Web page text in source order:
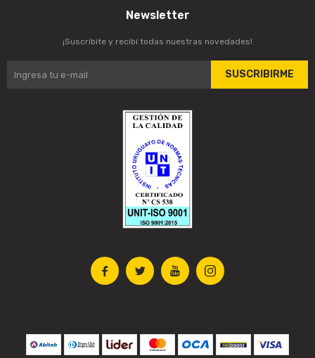
   
Newsletter
¡Suscribite y recibí todas nuestras novedades!
SUSCRIBIRME